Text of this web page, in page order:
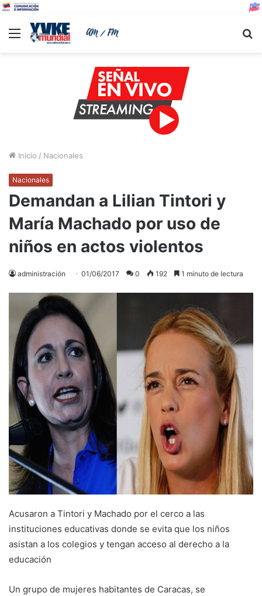
Menu
Inicio / Nacionales
Nacionales
Demandan a Lilian Tintori y
María Machado por uso de
niños en actos violentos
administración 01/06/2017 0 192 1 minuto de lectura
Acusaron a Tintori y Machado por el cerco a las
instituciones educativas donde se evita que los niños
asistan a los colegios y tengan acceso al derecho a la
educación
Un grupo de mujeres habitantes de Caracas, se